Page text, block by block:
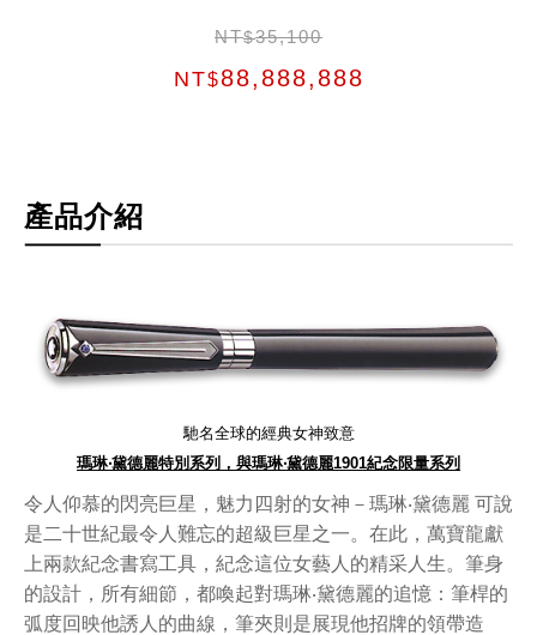
NT$35,100
NT$88,888,888
產品介紹
馳名全球的經典女神致意
瑪琳‧黛德麗特別系列，與瑪琳‧黛德麗1901紀念限量系列
令人仰慕的閃亮巨星，魅力四射的女神－瑪琳‧黛德麗 可說
是二十世紀最令人難忘的超級巨星之一。在此，萬寶龍獻
上兩款紀念書寫工具，紀念這位女藝人的精采人生。筆身
的設計，所有細節，都喚起對瑪琳‧黛德麗的追憶：筆桿的
弧度回映他誘人的曲線，筆夾則是展現他招牌的領帶造